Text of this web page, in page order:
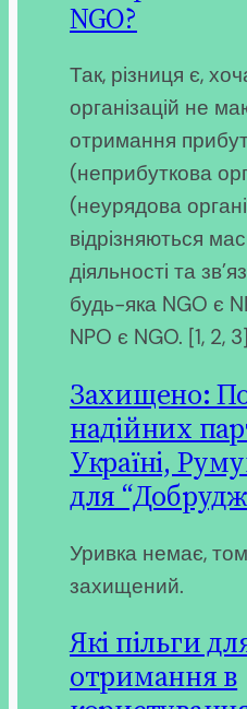
NGO?
Так, різниця є,
організацій не
отримання
(неприбуткова
(неурядова
відрізняються
діяльності та
будь-яка NGO є
NPO є NGO. [1, 2,
Захищено:
надійних
Україні,
для
Уривка немає,
захищений.
Які пільги
отримання в